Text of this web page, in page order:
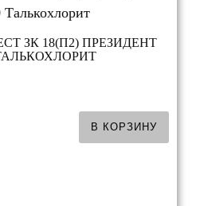
ЗК 18(П2) ПРЕЗИДЕНТ
В КОРЗИНУ